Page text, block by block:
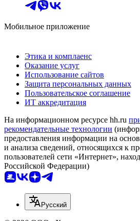
Мобильное приложение
Этика и комплаенс
Оказание услуг
Использование сайтов
Защита персональных данных
Пользовательское соглашение
ИТ аккредитация
На информационном ресурсе hh.ru
рекомендательные технологии
предоставления информации на
и анализа сведений, относящихся к
пользователей сети «Интернет»,
Российской Федерации)
Русский